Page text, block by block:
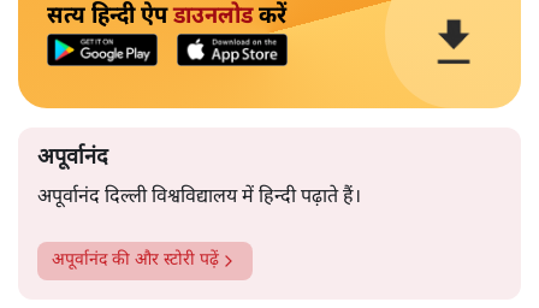
सत्य हिन्दी ऐपडाउनलोडकरें
अपूर्वानंद
अपूर्वानंद दिल्ली विश्वविद्यालय में हिन्दी पढ़ाते हैं।
अपूर्वानंदकी और स्टोरी पढ़ें